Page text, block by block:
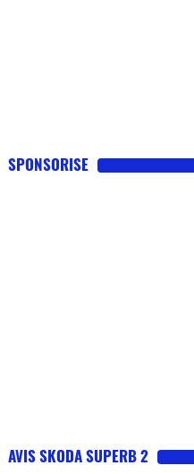
SPONSORISE
AVIS SKODA SUPERB 2